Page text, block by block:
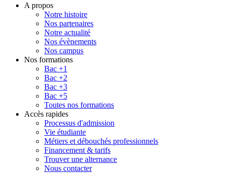
A propos
Notre histoire
Nos partenaires
Notre actualité
Nos évènements
Nos campus
Nos formations
Bac +1
Bac +2
Bac +3
Bac +5
Toutes nos formations
Accès rapides
Processus d'admission
Vie étudiante
Métiers et débouchés professionnels
Financement & tarifs
Trouver une alternance
Nous contacter